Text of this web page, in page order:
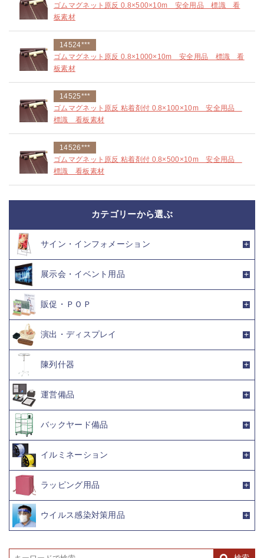
ゴムマグネット原反 0.8×500×10m 安全用品 標識 看
板素材
14524***
ゴムマグネット原反 0.8×1000×10m 安全用品 標識 看
板素材
14525***
ゴムマグネット原反 粘着剤付 0.8×100×10m 安全用品
標識 看板素材
14526***
ゴムマグネット原反 粘着剤付 0.8×500×10m 安全用品
標識 看板素材
カテゴリーから選ぶ
サイン・インフォメーション
展示会・イベント用品
販促・ＰＯＰ
演出・ディスプレイ
陳列什器
運営備品
バックヤード備品
イルミネーション
ラッピング用品
ウイルス感染対策用品